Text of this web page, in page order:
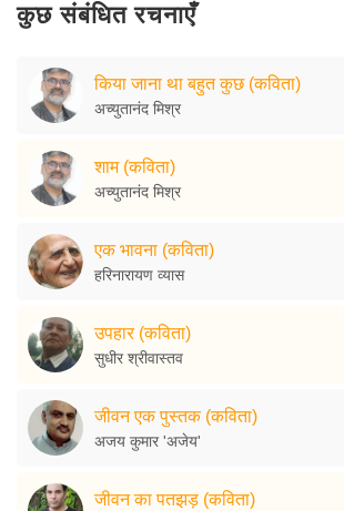
कुछ संबंधित रचनाएँ
किया जाना था बहुत कुछ (कविता)
अच्युतानंद मिश्र
शाम (कविता)
अच्युतानंद मिश्र
एक भावना (कविता)
हरिनारायण व्यास
उपहार (कविता)
सुधीर श्रीवास्तव
जीवन एक पुस्तक (कविता)
अजय कुमार 'अजेय'
जीवन का पतझड़ (कविता)